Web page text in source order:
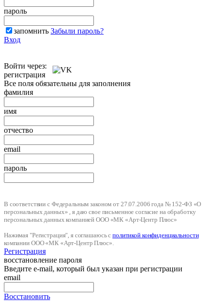
пароль
запомнить Забыли пароль?
Вход
Войти через:
регистрация
Все поля обязательны для заполнения
фамилия
имя
отчество
email
пароль
В соответствии с Федеральным законом от 27.07.2006 года № 152-ФЗ «О
персональных данных» , я даю свое письменное согласие на обработку
персональных данных компанией ООО «МК «Арт-Центр Плюс»
Нажимая "Регистрация", я соглашаюсь сполитикой конфиденциальности
компании ООО «МК «Арт-Центр Плюс».
Регистрация
восстановление пароля
Введите e-mail, который был указан при регистрации
email
Восстановить